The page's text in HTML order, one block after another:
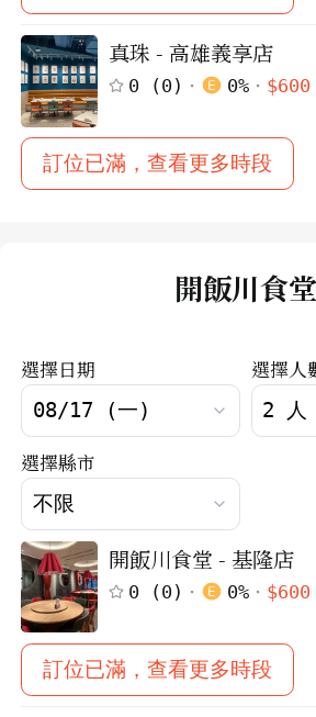
真珠 - 高雄義享店
0 (0 ) 0% $600
訂位已滿，查看更多時段
開飯川食堂
選擇日期 選擇人
選擇縣市
開飯川食堂 - 基隆店
0 (0 ) 0% $600
訂位已滿，查看更多時段